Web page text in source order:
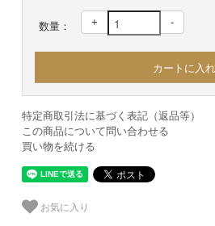
数量： + -
特定商取引法に基づく表記（返品等）
この商品について問い合わせる
買い物を続ける
お気に入り